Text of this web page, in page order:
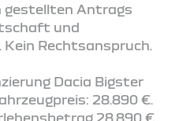
gestellten Antrags
und
Rechtsanspruch.
Dacia Bigster
28.890 €.
28.890 €.